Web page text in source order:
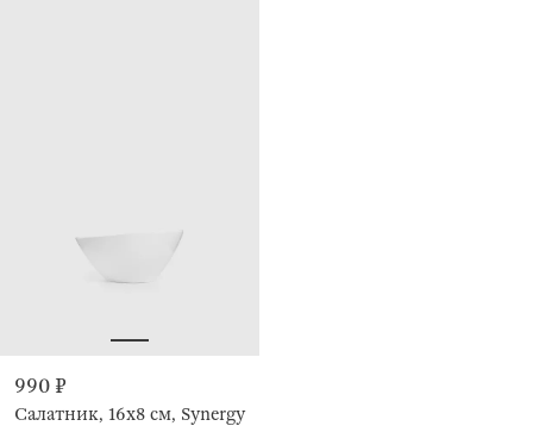
990 ₽
Салатник, 16х8 см, Synergy